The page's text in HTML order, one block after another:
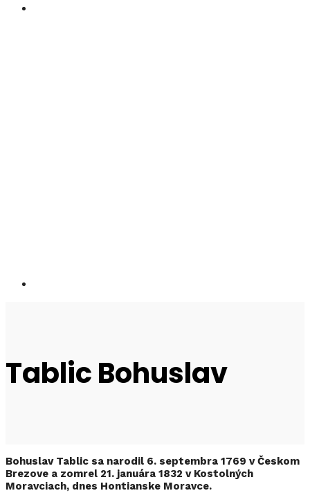
Tablic Bohuslav
Bohuslav Tablic sa narodil 6. septembra 1769 v Českom
Brezove a zomrel 21. januára 1832 v Kostolných
Moravciach, dnes Hontianske Moravce.